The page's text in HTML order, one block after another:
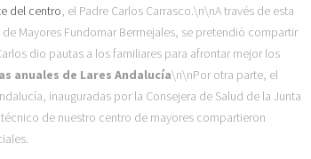
del centro, el Padre Carlos Carrasco.\n\nA través de esta
Mayores Fundomar Bermejales, se pretendió compartir
dio pautas a los familiares para afrontar mejor los
anuales de Lares Andalucía\n\nPor otra parte, el
inauguradas por la Consejera de Salud de la Junta
de nuestro centro de mayores compartieron